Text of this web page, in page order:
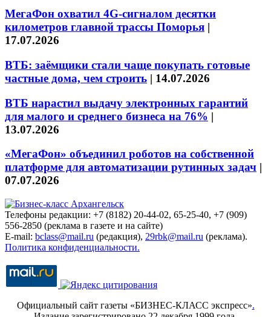
МегаФон охватил 4G-сигналом десятки
километров главной трассы Поморья |
17.07.2026
ВТБ: заёмщики стали чаще покупать готовые
частные дома, чем строить | 14.07.2026
ВТБ нарастил выдачу электронных гарантий
для малого и среднего бизнеса на 76% |
13.07.2026
«МегаФон» объединил роботов на собственной
платформе для автоматизации рутинных задач |
07.07.2026
Телефоны редакции: +7 (8182) 20-44-02, 65-25-40, +7 (909)
556-2850 (реклама в газете и на сайте)
E-mail: bclass@mail.ru (редакция), 29rbk@mail.ru (реклама).
Политика конфиденциальности.
Официальный сайт газеты «БИЗНЕС-КЛАСС экспресс».